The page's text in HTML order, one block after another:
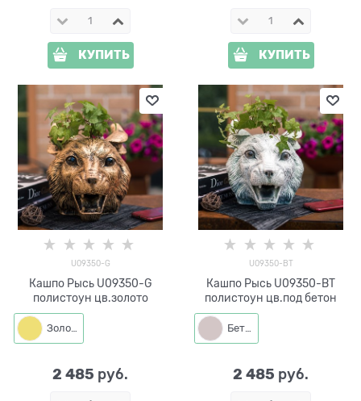
КУПИТЬ КУПИТЬ
U09350-G
Кашпо Рысь U09350-G
полистоун цв.золото
Золото
2 485 руб.
U09350-BT
Кашпо Рысь U09350-BT
полистоун цв.под бетон
Бетон
2 485 руб.